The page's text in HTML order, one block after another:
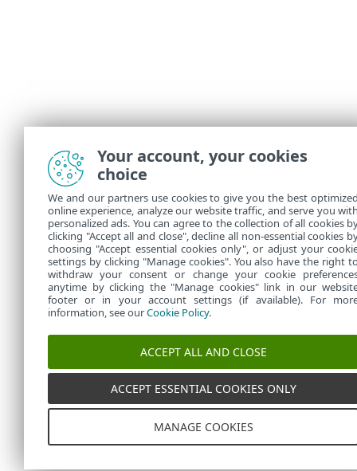
Your account, your cookies
choice
We and our partners use cookies to give you the best
online experience, analyze our website traffic, and serve you
personalized ads. You can agree to the collection of all cookies
clicking "Accept all and close", decline all non-essential cookies
choosing "Accept essential cookies only", or adjust your
settings by clicking "Manage cookies". You also have the right
withdraw your consent or change your cookie
anytime by clicking the "Manage cookies" link in our
footer or in your account settings (if available). For
information, see ourCookie Policy.
ACCEPT ALL AND CLOSE
ACCEPT ESSENTIAL COOKIES ONLY
MANAGE COOKIES